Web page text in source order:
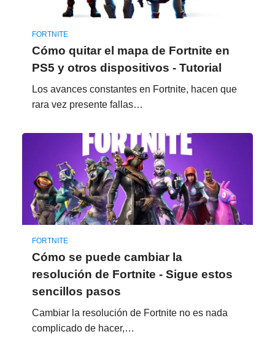
FORTNITE
Cómo quitar el mapa de Fortnite en
PS5 y otros dispositivos - Tutorial
Los avances constantes en Fortnite, hacen que
rara vez presente fallas…
FORTNITE
Cómo se puede cambiar la
resolución de Fortnite - Sigue estos
sencillos pasos
Cambiar la resolución de Fortnite no es nada
complicado de hacer,…